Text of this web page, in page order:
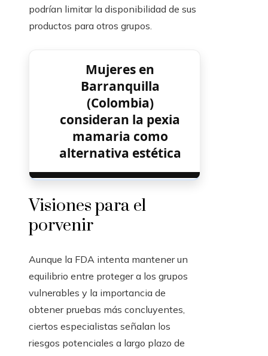
podrían limitar la disponibilidad de sus
productos para otros grupos.
Mujeres en
Barranquilla
(Colombia)
consideran la pexia
mamaria como
alternativa estética
Visiones para el
porvenir
Aunque la FDA intenta mantener un
equilibrio entre proteger a los grupos
vulnerables y la importancia de
obtener pruebas más concluyentes,
ciertos especialistas señalan los
riesgos potenciales a largo plazo de